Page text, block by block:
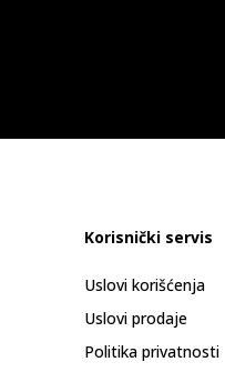
Korisnički servis
Uslovi korišćenja
Uslovi prodaje
Politika privatnosti